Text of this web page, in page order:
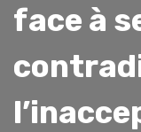
face à